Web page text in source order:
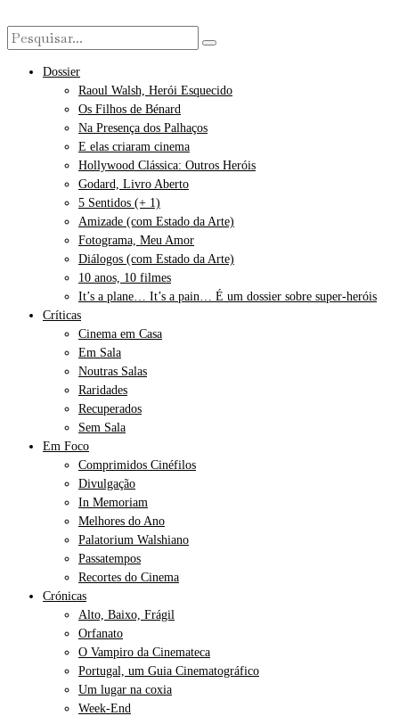
Dossier
Raoul Walsh, Herói Esquecido
Os Filhos de Bénard
Na Presença dos Palhaços
E elas criaram cinema
Hollywood Clássica: Outros Heróis
Godard, Livro Aberto
5 Sentidos (+ 1)
Amizade (com Estado da Arte)
Fotograma, Meu Amor
Diálogos (com Estado da Arte)
10 anos, 10 filmes
It’s a plane… It’s a pain… É um dossier sobre super-heróis
Críticas
Cinema em Casa
Em Sala
Noutras Salas
Raridades
Recuperados
Sem Sala
Em Foco
Comprimidos Cinéfilos
Divulgação
In Memoriam
Melhores do Ano
Palatorium Walshiano
Passatempos
Recortes do Cinema
Crónicas
Alto, Baixo, Frágil
Orfanato
O Vampiro da Cinemateca
Portugal, um Guia Cinematográfico
Um lugar na coxia
Week-End